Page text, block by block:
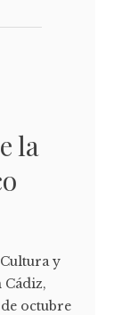
la
y
Cádiz,
octubre